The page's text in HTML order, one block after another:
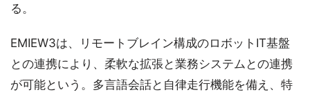
る。
EMIEW3は、リモートブレイン構成のロボットIT基盤
との連携により、柔軟な拡張と業務システムとの連携
が可能という。多言語会話と自律走行機能を備え、特